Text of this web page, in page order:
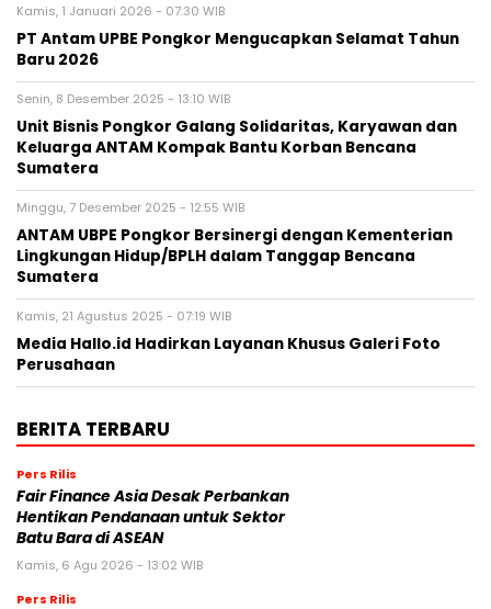
Kamis, 1 Januari 2026 - 07:30 WIB
PT Antam UPBE Pongkor Mengucapkan Selamat Tahun
Baru 2026
Senin, 8 Desember 2025 - 13:10 WIB
Unit Bisnis Pongkor Galang Solidaritas, Karyawan dan
Keluarga ANTAM Kompak Bantu Korban Bencana
Sumatera
Minggu, 7 Desember 2025 - 12:55 WIB
ANTAM UBPE Pongkor Bersinergi dengan Kementerian
Lingkungan Hidup/BPLH dalam Tanggap Bencana
Sumatera
Kamis, 21 Agustus 2025 - 07:19 WIB
Media Hallo.id Hadirkan Layanan Khusus Galeri Foto
Perusahaan
BERITA TERBARU
Pers Rilis
Fair Finance Asia Desak Perbankan
Hentikan Pendanaan untuk Sektor
Batu Bara di ASEAN
Kamis, 6 Agu 2026 - 13:02 WIB
Pers Rilis